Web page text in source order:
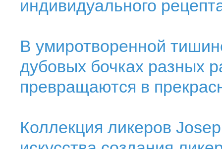
индивидуального
В умиротворенной
дубовых бочках разных
превращаются в
Коллекция ликеров